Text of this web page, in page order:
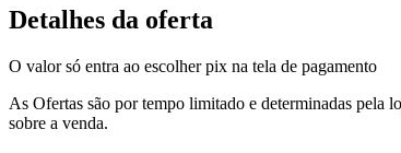
Detalhes da oferta
O valor só entra ao escolher pix na tela de pagamento
As Ofertas são por tempo limitado e determinadas pela
sobre a venda.